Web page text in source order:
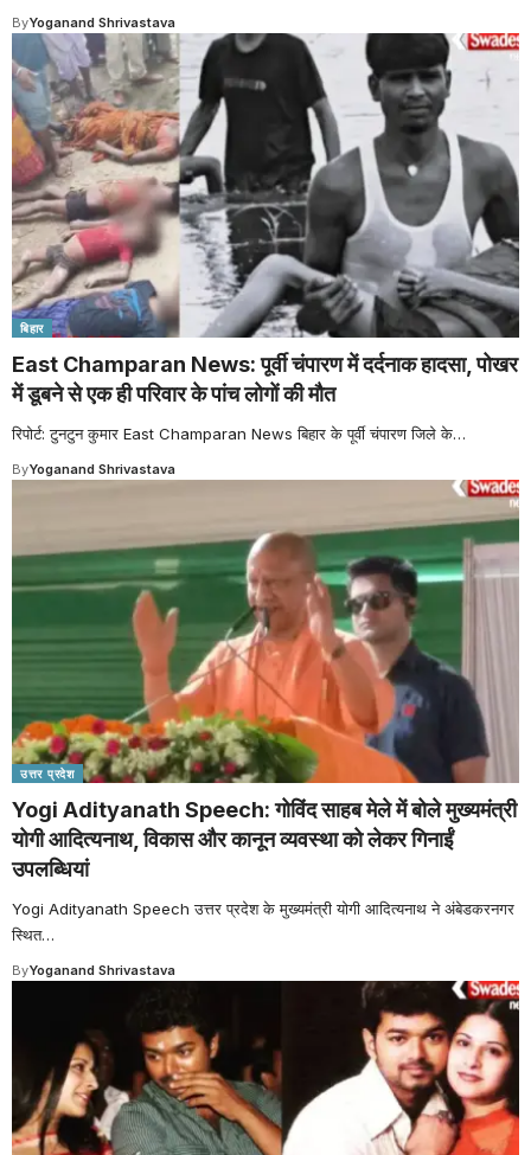
ByYoganand Shrivastava
बिहार
East Champaran News: पूर्वी चंपारण में दर्दनाक हादसा, पोखर
में डूबने से एक ही परिवार के पांच लोगों की मौत
रिपोर्ट: टुनटुन कुमार East Champaran News बिहार के पूर्वी चंपारण जिले के…
ByYoganand Shrivastava
उत्तर प्रदेश
Yogi Adityanath Speech: गोविंद साहब मेले में बोले मुख्यमंत्री
योगी आदित्यनाथ, विकास और कानून व्यवस्था को लेकर गिनाईं
उपलब्धियां
Yogi Adityanath Speech उत्तर प्रदेश के मुख्यमंत्री योगी आदित्यनाथ ने अंबेडकरनगर
स्थित…
ByYoganand Shrivastava